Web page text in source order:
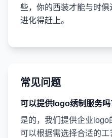
些，你的西装才能与时俱
进化得赶上。
常见问题
可以提供logo绣制服务吗
是的，我们提供企业logo
可以根据需选择合适的工